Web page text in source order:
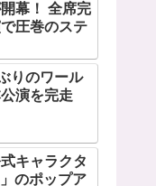
幕！ 全席完
圧巻のステ
りのワール
演を完走
キャラクタ
のポップア